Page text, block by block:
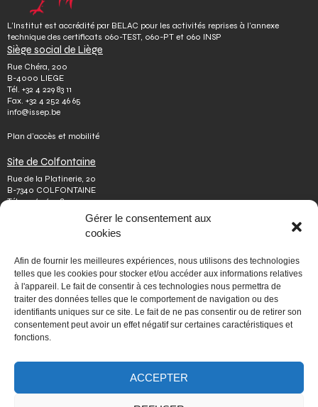
Gérer le consentement aux
cookies
Afin de fournir les meilleures expériences, nous utilisons des technologies
telles que les cookies pour stocker et/ou accéder aux informations relatives
à l'appareil. Le fait de consentir à ces technologies nous permettra de
traiter des données telles que le comportement de navigation ou des
identifiants uniques sur ce site. Le fait de ne pas consentir ou de retirer son
consentement peut avoir un effet négatif sur certaines caractéristiques et
fonctions.
ACCEPTER
L’Institut est accrédité par BELAC pour les activités reprises à l’annexe
technique des certificats 060-TEST, 060-PT et 060 INSP
Siège social de Liège
Rue Chéra, 200
B-4000 LIEGE
Tél. +32 4 229 83 11
Fax. +32 4 252 46 65
info@issep.be
Plan d’accès et mobilité
Site de Colfontaine
Rue de la Platinerie, 20
B-7340 COLFONTAINE
Tél.+32 65 610 813
colfontaine@issep.be
Qui sommes-nous
Travailler chez nous
Effectuer un stage
Poser une question
Autres
Vie privée
Mentions légales
Accessibilité